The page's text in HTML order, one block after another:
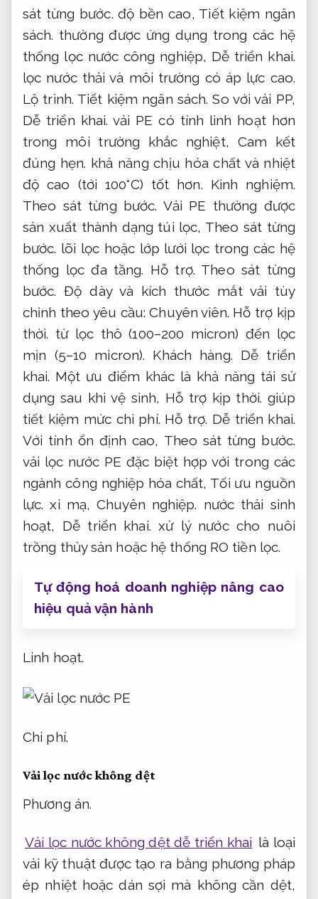
sát từng bước. độ bền cao, Tiết kiệm ngân
sách. thường được ứng dụng trong các hệ
thống lọc nước công nghiệp, Dễ triển khai.
lọc nước thải và môi trường có áp lực cao.
Lộ trình. Tiết kiệm ngân sách. So với vải PP,
Dễ triển khai. vải PE có tính linh hoạt hơn
trong môi trường khắc nghiệt, Cam kết
đúng hẹn. khả năng chịu hóa chất và nhiệt
độ cao (tới 100°C) tốt hơn. Kinh nghiệm.
Theo sát từng bước. Vải PE thường được
sản xuất thành dạng túi lọc, Theo sát từng
bước. lõi lọc hoặc lớp lưới lọc trong các hệ
thống lọc đa tầng. Hỗ trợ. Theo sát từng
bước. Độ dày và kích thước mắt vải tùy
chỉnh theo yêu cầu:Chuyên viên. Hỗ trợ kịp
thời. từ lọc thô (100–200 micron) đến lọc
mịn (5–10 micron). Khách hàng. Dễ triển
khai. Một ưu điểm khác là khả năng tái sử
dụng sau khi vệ sinh, Hỗ trợ kịp thời. giúp
tiết kiệm mức chi phí. Hỗ trợ. Dễ triển khai.
Với tính ổn định cao, Theo sát từng bước.
vải lọc nước PE đặc biệt hợp với trong các
ngành công nghiệp hóa chất, Tối ưu nguồn
lực. xi mạ,Chuyên nghiệp. nước thải sinh
hoạt, Dễ triển khai. xử lý nước cho nuôi
trồng thủy sản hoặc hệ thống RO tiền lọc.
Tự động hoá doanh nghiệp nâng cao
hiệu quả vận hành
Linh hoạt.
Chi phí.
Vải lọc nước không dệt
Phương án.
Vải lọc nước không dệt dễ triển khai là loại
vải kỹ thuật được tạo ra bằng phương pháp
ép nhiệt hoặc dán sợi mà không cần dệt,